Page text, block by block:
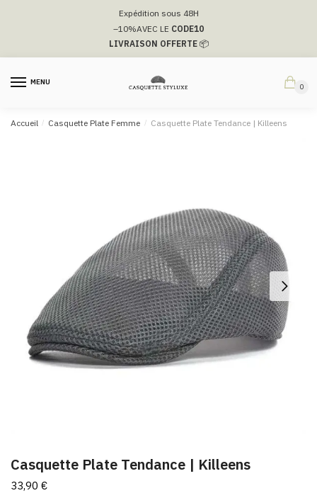
navigation
Expédition sous 48H
–10%AVEC LE CODE10
LIVRAISON OFFERTE📦
MENU
0
Accueil / Casquette Plate Femme / Casquette Plate Tendance | Killeens
Casquette Plate Tendance | Killeens
33,90 €